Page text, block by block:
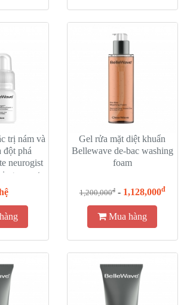
trị nám và
đột phá
neurogist
expert
Gel rửa mặt diệt khuẩn
Bellewave de-bac washing
foam
1,200,000đ- 1,128,000đ
Mua hàng